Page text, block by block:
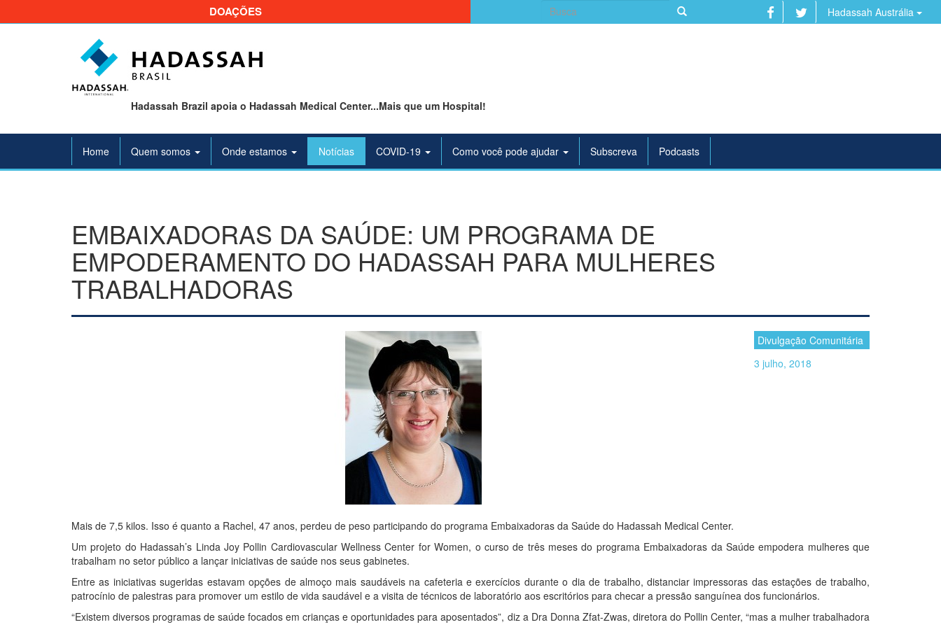
DOAÇÕES
Search
for:
Hadassah Austrália
Hadassah Brazil apoia o Hadassah Medical Center...Mais que um Hospital!
Home Quem somos Onde estamos Notícias COVID-19 Como você pode ajudar Subscreva Podcasts
EMBAIXADORAS DA SAÚDE: UM PROGRAMA DE
EMPODERAMENTO DO HADASSAH PARA MULHERES
TRABALHADORAS
Divulgação Comunitária
3 julho, 2018
Mais de 7,5 kilos. Isso é quanto a Rachel, 47 anos, perdeu de peso participando do programa Embaixadoras da Saúde do Hadassah Medical Center.
Um projeto do Hadassah’s Linda Joy Pollin Cardiovascular Wellness Center for Women, o curso de três meses do programa Embaixadoras da Saúde empodera mulheres que
trabalham no setor público a lançar iniciativas de saúde nos seus gabinetes.
Entre as iniciativas sugeridas estavam opções de almoço mais saudáveis na cafeteria e exercícios durante o dia de trabalho, distanciar impressoras das estações de trabalho,
patrocínio de palestras para promover um estilo de vida saudável e a visita de técnicos de laboratório aos escritórios para checar a pressão sanguínea dos funcionários.
“Existem diversos programas de saúde focados em crianças e oportunidades para aposentados”, diz a Dra Donna Zfat-Zwas, diretora do Pollin Center, “mas a mulher trabalhadora